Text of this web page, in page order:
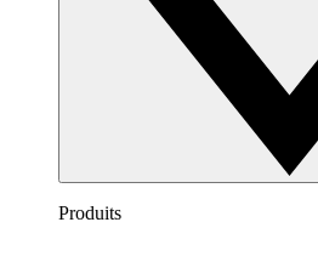
Produits